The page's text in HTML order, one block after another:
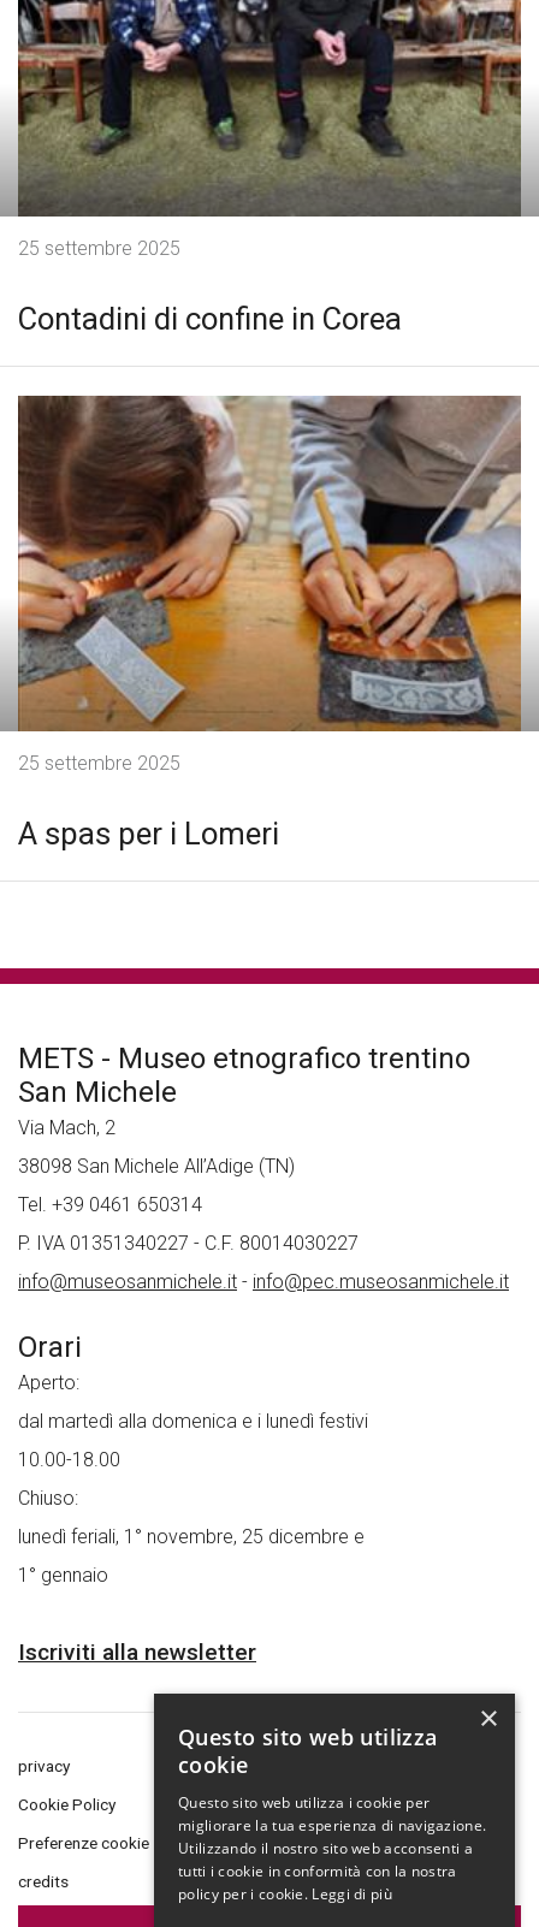
Contadini di confine in Corea
25 settembre 2025
A spas per i Lomeri
25 settembre 2025
METS - Museo etnografico trentino
San Michele
Via Mach, 2
38098 San Michele All’Adige (TN)
Tel. +39 0461 650314
P. IVA 01351340227 - C.F. 80014030227
info@museosanmichele.it - info@pec.museosanmichele.it
Orari
Aperto:
dal martedì alla domenica e i lunedì festivi
10.00-18.00
Chiuso:
lunedì feriali, 1° novembre, 25 dicembre e
1° gennaio
Iscriviti alla newsletter
privacy
Cookie Policy
Preferenze cookie
credits
×
Questo sito web utilizza
cookie
Questo sito web utilizza i cookie per
migliorare la tua esperienza di navigazione.
Utilizzando il nostro sito web acconsenti a
tutti i cookie in conformità con la nostra
policy per i cookie. Leggi di più